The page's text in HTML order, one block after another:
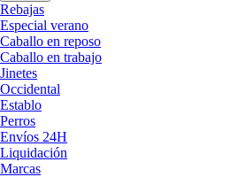
Rebajas
Especial verano
Caballo en reposo
Caballo en trabajo
Jinetes
Occidental
Establo
Perros
Envíos 24H
Liquidación
Marcas